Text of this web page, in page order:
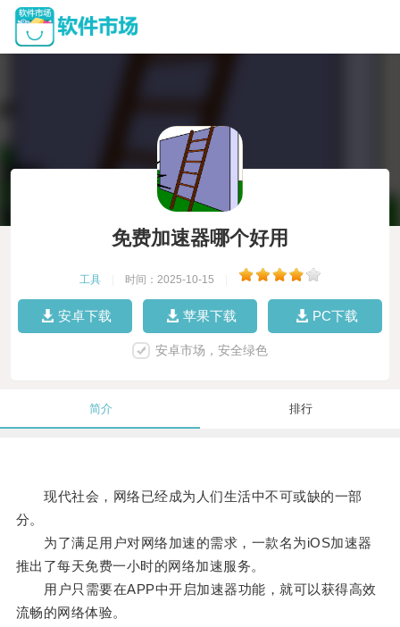
免费加速器哪个好用
工具 时间：2025-10-15
安卓下载 苹果下载 PC下载
安卓市场，安全绿色
简介 排行
现代社会，网络已经成为人们生活中不可或缺的一部
分。
为了满足用户对网络加速的需求，一款名为iOS加速器
推出了每天免费一小时的网络加速服务。
用户只需要在APP中开启加速器功能，就可以获得高效
流畅的网络体验。